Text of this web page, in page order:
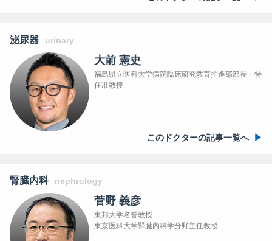
泌尿器 urinary
大前 憲史
福島県立医科大学病院臨床研究教育推進部部長・特
任准教授
このドクターの記事一覧へ
腎臓内科 nephrology
菅野 義彦
東邦大学名誉教授
東京医科大学腎臓内科学分野主任教授